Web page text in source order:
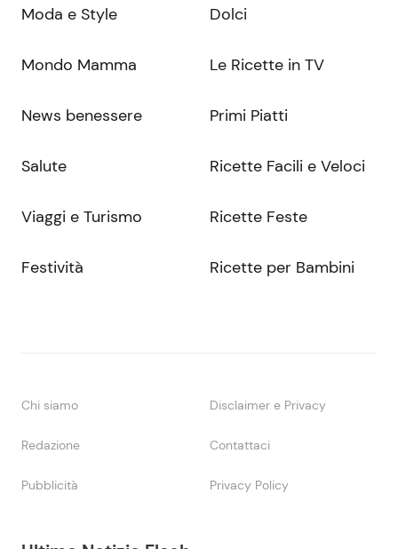
Moda e Style
Mondo Mamma
News benessere
Salute
Viaggi e Turismo
Festività
Dolci
Le Ricette in TV
Primi Piatti
Ricette Facili e Veloci
Ricette Feste
Ricette per Bambini
Chi siamo Disclaimer e Privacy
Redazione Contattaci
Pubblicità Privacy Policy